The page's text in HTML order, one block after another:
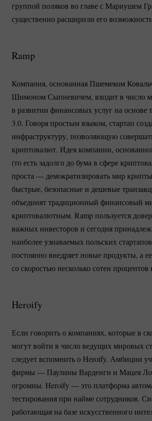
группой поляков во главе с Мариушем
существенно расширили его
Ramp
Компания, основанная Пшемеком
Шимоном Сыпневичем, входит в число
в развитии финансовых услуг на основе
3.0. Говоря простым языком, стартап
инфраструктуру, позволяющую
криптовалют. Идея компании,
(то есть задолго до бума в сфере
проста — демократизировать мир
быстрые, безопасные и дешевые
объединят традиционный финансовый
криптовалютным. Ramp пользуется
важных инвесторов и сегодня
наиболее узнаваемых польских
постоянно внедряет новые продукты, а
со скоростью несколько сотен процентов
Heroify
Если говорить о компаниях, которые в
могут войти в число ведущих мировых
следует вспомнить о Heroify. Амбиции
фирмы — Паулины Варденги и Мацея
огромны. Heroify — это платформа
тестирования при найме сотрудников.
работающая на базе искусственного